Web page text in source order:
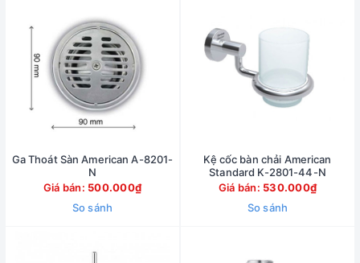
Ga Thoát Sàn American A-8201-
N
Giá bán: 500.000₫
So sánh
Kệ cốc bàn chải American
Standard K-2801-44-N
Giá bán: 530.000₫
So sánh